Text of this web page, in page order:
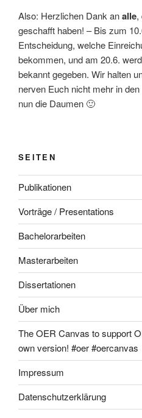
Also: Herzlichen Dank analle,
geschafft haben! – Bis zum
Entscheidung, welche
bekommen, und am 20.6.
bekannt gegeben. Wir halten
nerven Euch nicht mehr in
nun die Daumen 🙂
SEITEN
Publikationen
Vorträge / Presentations
Bachelorarbeiten
Masterarbeiten
Dissertationen
Über mich
The OER Canvas to support
own version! #oer #oercanvas
Impressum
Datenschutzerklärung